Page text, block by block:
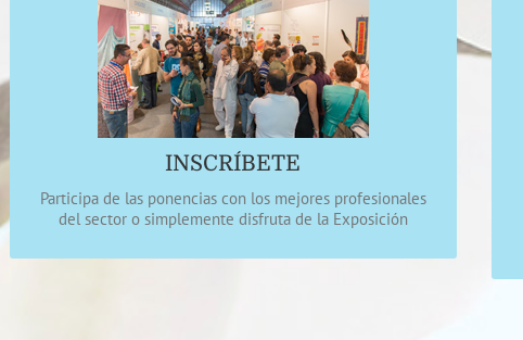
INSCRÍBETE
Participa de las ponencias con los mejores profesionales
del sector o simplemente disfruta de la Exposición
Abónate a las Conferencias
Abono completo de 3 días por tan sólo 90 euros. Visita la
Exposición desde 5 euros
CÓMO INSCRIBIRSE